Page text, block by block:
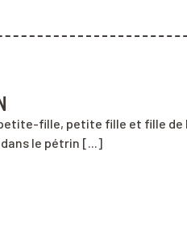
fille, petite fille et fille de
le pétrin [...]